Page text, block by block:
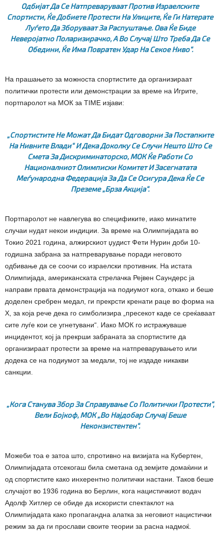
Одбијат Да Се Натпреваруваат Против Израелските
Спортисти, Ќе Добиете Протести На Улиците, Ќе Ги Натерате
Луѓето Да Зборуваат За Распуштање. Ова Ќе Биде
Неверојатно Поларизирачко, А Во Случај Што Треба Да Се
Обедини, Ќе Има Повратен Удар На Секое Ниво“.
На прашањето за можноста спортистите да организираат
политички протести или демонстрации за време на Игрите,
портпаролот на МОК за TIME изјави:
„Спортистите Не Можат Да Бидат Одговорни За Постапките
На Нивните Влади“ И Дека Доколку Се Случи Нешто Што Се
Смета За Дискриминаторско, МОК Ќе Работи Со
Националниот Олимписки Комитет И Засегнатата
Меѓународна Федерација За Да Се Осигура Дека Ќе Се
Преземе „брза Акција“.
Портпаролот не навлегува во спецификите, иако минатите
случаи нудат некои индиции. За време на Олимпијадата во
Токио 2021 година, алжирскиот џудист Фети Нурин доби 10-
годишна забрана за натпреварување поради неговото
одбивање да се соочи со израелски противник. На истата
Олимпијада, американската стрелачка Рејвен Саундерс ја
направи првата демонстрација на подиумот кога, откако и беше
доделен сребрен медал, ги прекрсти кренати раце во форма на
Х, за која рече дека го симболизира „пресекот каде се среќаваат
сите луѓе кои се угнетувани“. Иако МОК го истражуваше
инцидентот, кој ја прекрши забраната за спортистите да
организираат протести за време на натпреварувањето или
додека се на подиумот за медали, тој не издаде никакви
санкции.
„Кога Станува Збор За Справување Со Политички Протести“,
Вели Бојкоф, МОК „во Најдобар Случај Беше
Неконзистентен“.
Можеби тоа е затоа што, спротивно на визијата на Кубертен,
Олимпијадата отсекогаш била сметана од земјите домаќини и
од спортистите како инхерентно политички настани. Таков беше
случајот во 1936 година во Берлин, кога нацистичкиот водач
Адолф Хитлер се обиде да искористи спектаклот на
Олимпијадата како пропагандна алатка за неговиот нацистички
режим за да ги прослави своите теории за расна надмоќ.